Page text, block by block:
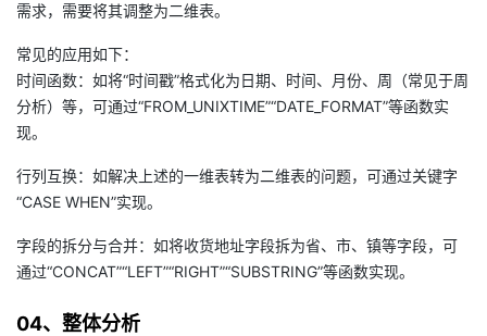
需求，需要将其调整为二维表。
常见的应用如下：
时间函数：如将“时间戳”格式化为日期、时间、月份、周（常见于周
分析）等，可通过“FROM_UNIXTIME”“DATE_FORMAT”等函数实
现。
行列互换：如解决上述的一维表转为二维表的问题，可通过关键字
“CASE WHEN”实现。
字段的拆分与合并：如将收货地址字段拆为省、市、镇等字段，可
通过“CONCAT”“LEFT”“RIGHT”“SUBSTRING”等函数实现。
04、整体分析